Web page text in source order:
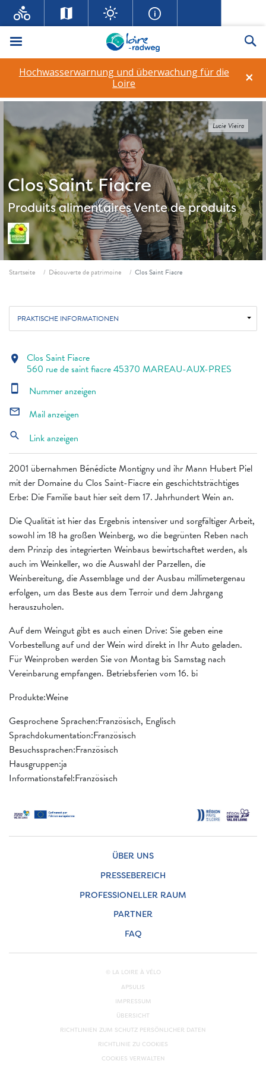
Menü
×
Hochwasserwarnung und überwachung für die
Loire
Clos Saint Fiacre
Produits alimentairesVente de produits
Lucie Vieira
Fil d'ariane
Startseite Découverte de patrimoine Clos Saint Fiacre
PRAKTISCHE INFORMATIONEN
2001 übernahmen Bénédicte Montigny und ihr Mann Hubert Piel
mit der Domaine du Clos Saint-Fiacre ein geschichtsträchtiges
Erbe: Die Familie baut hier seit dem 17. Jahrhundert Wein an.
Die Qualität ist hier das Ergebnis intensiver und sorgfältiger Arbeit,
sowohl im 18 ha großen Weinberg, wo die begrünten Reben nach
dem Prinzip des integrierten Weinbaus bewirtschaftet werden, als
auch im Weinkeller, wo die Auswahl der Parzellen, die
Weinbereitung, die Assemblage und der Ausbau millimetergenau
erfolgen, um das Beste aus dem Terroir und dem Jahrgang
herauszuholen.
Auf dem Weingut gibt es auch einen Drive: Sie geben eine
Vorbestellung auf und der Wein wird direkt in Ihr Auto geladen.
Für Weinproben werden Sie von Montag bis Samstag nach
Vereinbarung empfangen. Betriebsferien vom 16. bi
Produkte:Weine
Gesprochene Sprachen:Französisch, Englisch
Sprachdokumentation:Französisch
Besuchssprachen:Französisch
Hausgruppen:ja
Informationstafel:Französisch
location_on Clos Saint Fiacre
560 rue de saint fiacre 45370 MAREAU-AUX-PRES
smartphone Nummer anzeigen
mail_outline Mail anzeigen
search Link anzeigen
ÜBER UNS
PRESSEBEREICH
PROFESSIONELLER RAUM
PARTNER
FAQ
© LA LOIRE À VÉLO
APSULIS
IMPRESSUM
ÜBERSICHT
RICHTLINIEN ZUM SCHUTZ PERSÖNLICHER DATEN
RICHTLINIE ZU COOKIES
COOKIES VERWALTEN